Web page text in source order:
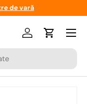
de vară
LogareCos
Meniu